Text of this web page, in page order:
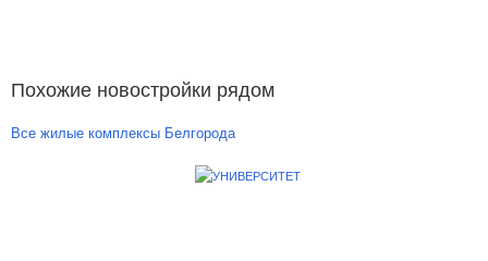
Похожие новостройки рядом
Все жилые комплексы Белгорода